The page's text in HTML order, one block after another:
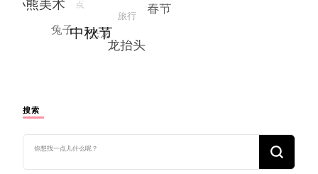
搜索
么